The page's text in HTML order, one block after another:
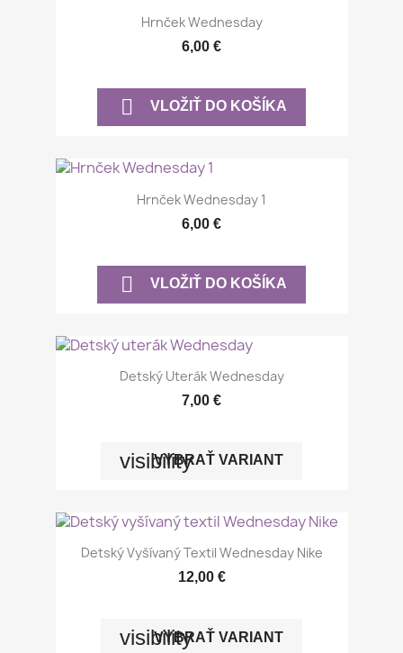
Hrnček Wednesday
6,00 €
 VLOŽIŤ DO KOŠÍKA
Hrnček Wednesday 1
6,00 €
 VLOŽIŤ DO KOŠÍKA
Detský Uterák Wednesday
7,00 €
visibility
VYBRAŤ VARIANT
Detský Vyšívaný Textil Wednesday Nike
12,00 €
visibility
VYBRAŤ VARIANT